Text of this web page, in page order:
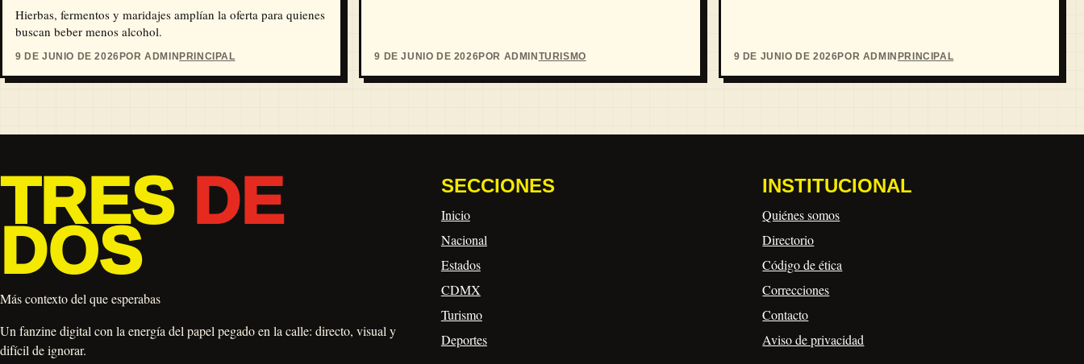
Hierbas, fermentos y maridajes amplían la oferta para quienes
buscan beber menos alcohol.
9 DE JUNIO DE 2026 POR ADMIN PRINCIPAL 9 DE JUNIO DE 2026POR ADMIN TURISMO 9 DE JUNIO DE 2026POR ADMIN PRINCIPAL
TRES DE
DOS
Más contexto del que esperabas
Un fanzine digital con la energía del papel pegado en la calle: directo, visual y
difícil de ignorar.
SECCIONES
Inicio
Nacional
Estados
CDMX
Turismo
Deportes
INSTITUCIONAL
Quiénes somos
Directorio
Código de ética
Correcciones
Contacto
Aviso de privacidad